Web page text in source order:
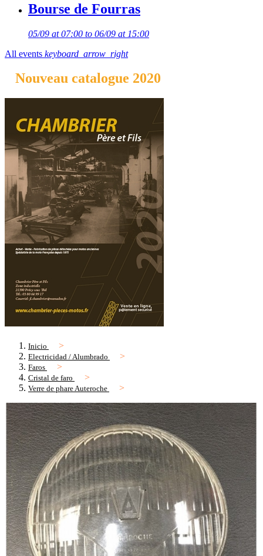
Bourse de Fourras
05/09 at 07:00 to 06/09 at 15:00
All events keyboard_arrow_right
Nouveau catalogue 2020
Inicio
Electricidad / Alumbrado
Faros
Cristal de faro
Verre de phare Auteroche